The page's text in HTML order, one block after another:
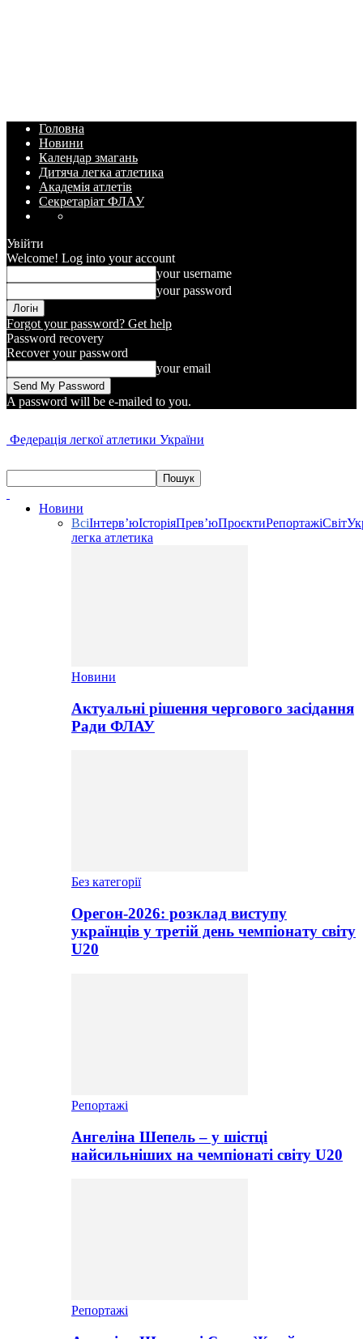
Головна
Новини
Календар змагань
Дитяча легка атлетика
Академія атлетів
Секретаріат ФЛАУ
Увійти
Welcome! Log into your account
your username
your password
Forgot your password? Get help
Password recovery
Recover your password
your email
A password will be e-mailed to you.
Федерація легкої атлетики України
Новини
ВсіІнтерв’юІсторіяПрев’юПроєктиРепортажіСвіт
легка атлетика
Новини
Актуальні рішення чергового засідання
Ради ФЛАУ
Без категорії
Орегон-2026: розклад виступу
українців у третій день чемпіонату світу
U20
Репортажі
Ангеліна Шепель – у шістці
найсильніших на чемпіонаті світу U20
Репортажі